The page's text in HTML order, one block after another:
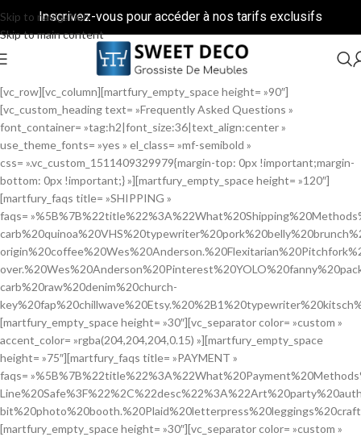
Skip to navigation
Skip to main content
Inscrivez-vous pour accéder à nos tarifs exclusifs
[vc_row][vc_column][martfury_empty_space height= »90″]
[vc_custom_heading text= »Frequently Asked Questions »
font_container= »tag:h2|font_size:36|text_align:center »
use_theme_fonts= »yes » el_class= »mf-semibold »
css= ».vc_custom_1511409329979{margin-top: 0px !important;margin-
bottom: 0px !important;} »][martfury_empty_space height= »120″]
[martfury_faqs title= »SHIPPING »
faqs=
carb%20raw%20denim%20church-
[martfury_empty_space height= »30″][vc_separator color= »custom »
accent_color= »rgba(204,204,204,0.15) »][martfury_empty_space
height= »75″][martfury_faqs title= »PAYMENT »
faqs=
[martfury_empty_space height= »30″][vc_separator color= »custom »